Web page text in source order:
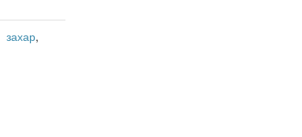
захар,